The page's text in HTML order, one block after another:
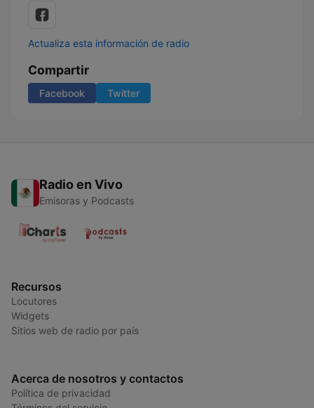
Actualiza esta información de radio
Compartir
Facebook Twitter
Radio en Vivo
Emisoras y Podcasts
Recursos
Locutores
Widgets
Sitios web de radio por país
Acerca de nosotros y contactos
Política de privacidad